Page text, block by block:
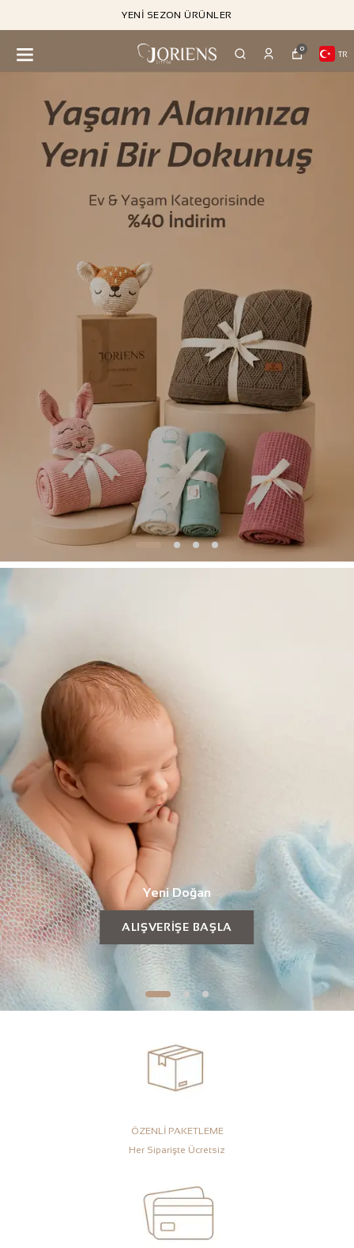
YENI SEZON ÜRÜNLER
0
TR
Yeni Doğan
ALIŞVERİŞE BAŞLA
ÖZENLİ PAKETLEME
Her Siparişte Ücretsiz